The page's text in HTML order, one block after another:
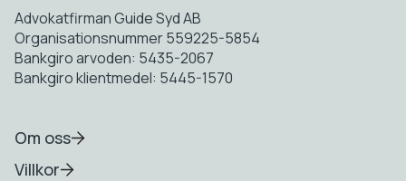
Advokatfirman Guide Syd AB
Organisationsnummer 559225-5854
Bankgiro arvoden: 5435-2067
Bankgiro klientmedel: 5445-1570
Om oss
Villkor